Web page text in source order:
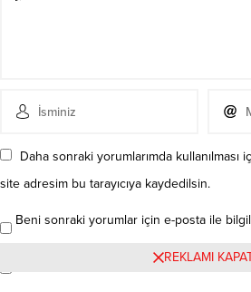
Daha sonraki yorumlarımda kullanılması
site adresim bu tarayıcıya kaydedilsin.
Beni sonraki yorumlar için e-posta ile
Beni yeni yazılarda e-posta ile bilgilendir.
REKLAMI